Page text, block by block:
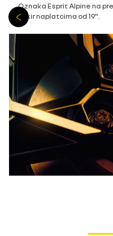
Oznaka Esprit Alpine na
elixir naplatcima od 19”.